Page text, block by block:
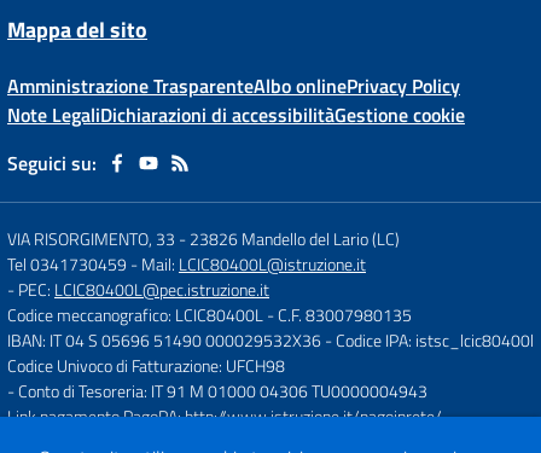
Mappa del sito
Amministrazione TrasparenteAlbo onlinePrivacy Policy
Note LegaliDichiarazioni di accessibilitàGestione cookie
Seguici su:
VIA RISORGIMENTO, 33 -23826 Mandello del Lario (LC)
Tel 0341730459 - Mail: LCIC80400L@istruzione.it
- PEC: LCIC80400L@pec.istruzione.it
Codice meccanografico: LCIC80400L- C.F. 83007980135
IBAN: IT 04 S 05696 51490 000029532X36- Codice IPA: istsc_lcic80400l
Codice Univoco di Fatturazione: UFCH98
- Conto di Tesoreria: IT 91 M 01000 04306 TU0000004943
Link pagamento PagoPA:http://www.istruzione.it/pagoinrete/